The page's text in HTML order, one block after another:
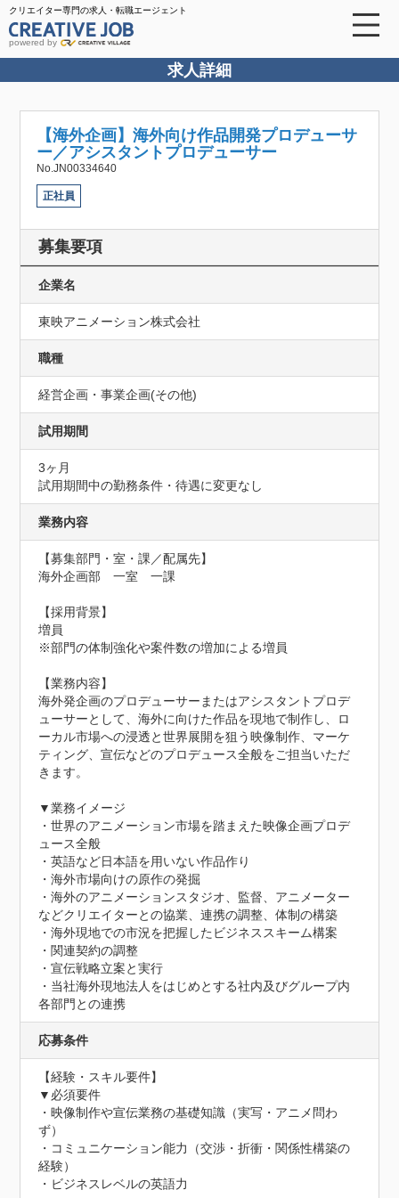
クリエイター専門の求人・転職エージェント
powered by
求人詳細
【海外企画】海外向け作品開発プロデューサ
ー／アシスタントプロデューサー
No.JN00334640
正社員
募集要項
企業名
東映アニメーション株式会社
職種
経営企画・事業企画(その他)
試用期間
3ヶ月
試用期間中の勤務条件・待遇に変更なし
業務内容
【募集部門・室・課／配属先】
海外企画部　一室　一課
【採用背景】
増員
※部門の体制強化や案件数の増加による増員
【業務内容】
海外発企画のプロデューサーまたはアシスタントプロデ
ューサーとして、海外に向けた作品を現地で制作し、ロ
ーカル市場への浸透と世界展開を狙う映像制作、マーケ
ティング、宣伝などのプロデュース全般をご担当いただ
きます。
▼業務イメージ
・世界のアニメーション市場を踏まえた映像企画プロデ
ュース全般
・英語など日本語を用いない作品作り
・海外市場向けの原作の発掘
・海外のアニメーションスタジオ、監督、アニメーター
などクリエイターとの協業、連携の調整、体制の構築
・海外現地での市況を把握したビジネススキーム構案
・関連契約の調整
・宣伝戦略立案と実行
・当社海外現地法人をはじめとする社内及びグループ内
各部門との連携
応募条件
【経験・スキル要件】
▼必須要件
・映像制作や宣伝業務の基礎知識（実写・アニメ問わ
ず）
・コミュニケーション能力（交渉・折衝・関係性構築の
経験）
・ビジネスレベルの英語力